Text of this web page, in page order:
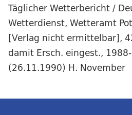
Täglicher Wetterbericht /
Wetterdienst, Wetteramt
[Verlag nicht ermittelbar],
damit Ersch. eingest.,
(26.11.1990) H. November